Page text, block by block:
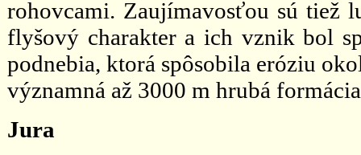
rohovcami. Zaujímavosťou sú tiež
flyšový charakter a ich vznik bol
podnebia, ktorá spôsobila eróziu
významná až 3000 m hrubá
Jura